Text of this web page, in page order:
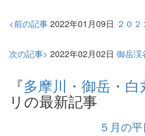
<前の記事 2022年01月09日 ２０
次の記事> 2022年02月02日 御岳渓
『多摩川・御岳・白
リの最新記事
５月の